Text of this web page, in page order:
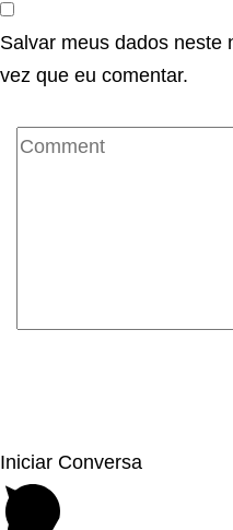
Salvar meus dados neste
vez que eu comentar.
Iniciar Conversa